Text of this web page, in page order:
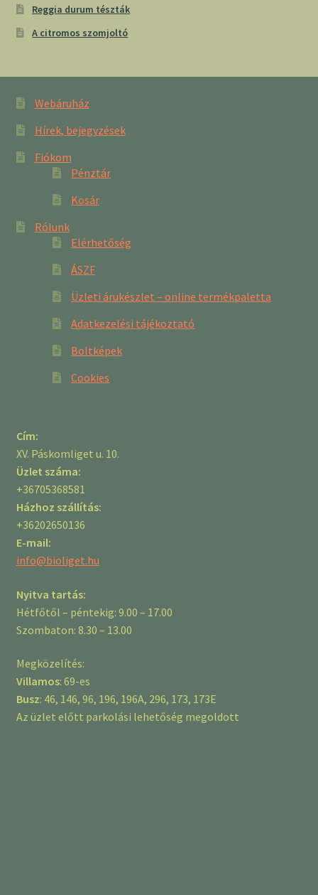
Reggia durum tészták
A citromos szomjoltó
Webáruház
Hírek, bejegyzések
Fiókom
Pénztár
Kosár
Rólunk
Elérhetőség
ÁSZF
Üzleti árukészlet – online termékpaletta
Adatkezelési tájékoztató
Boltképek
Cookies
Cím:
XV. Páskomliget u. 10.
Üzlet száma:
+36705368581
Házhoz szállítás:
+36202650136
E-mail:
info@bioliget.hu
Nyitva tartás:
Hétfőtől – péntekig: 9.00 – 17.00
Szombaton: 8.30 – 13.00
Megközelítés:
Villamos: 69-es
Busz: 46, 146, 96, 196, 196A, 296, 173, 173E
Az üzlet előtt parkolási lehetőség megoldott